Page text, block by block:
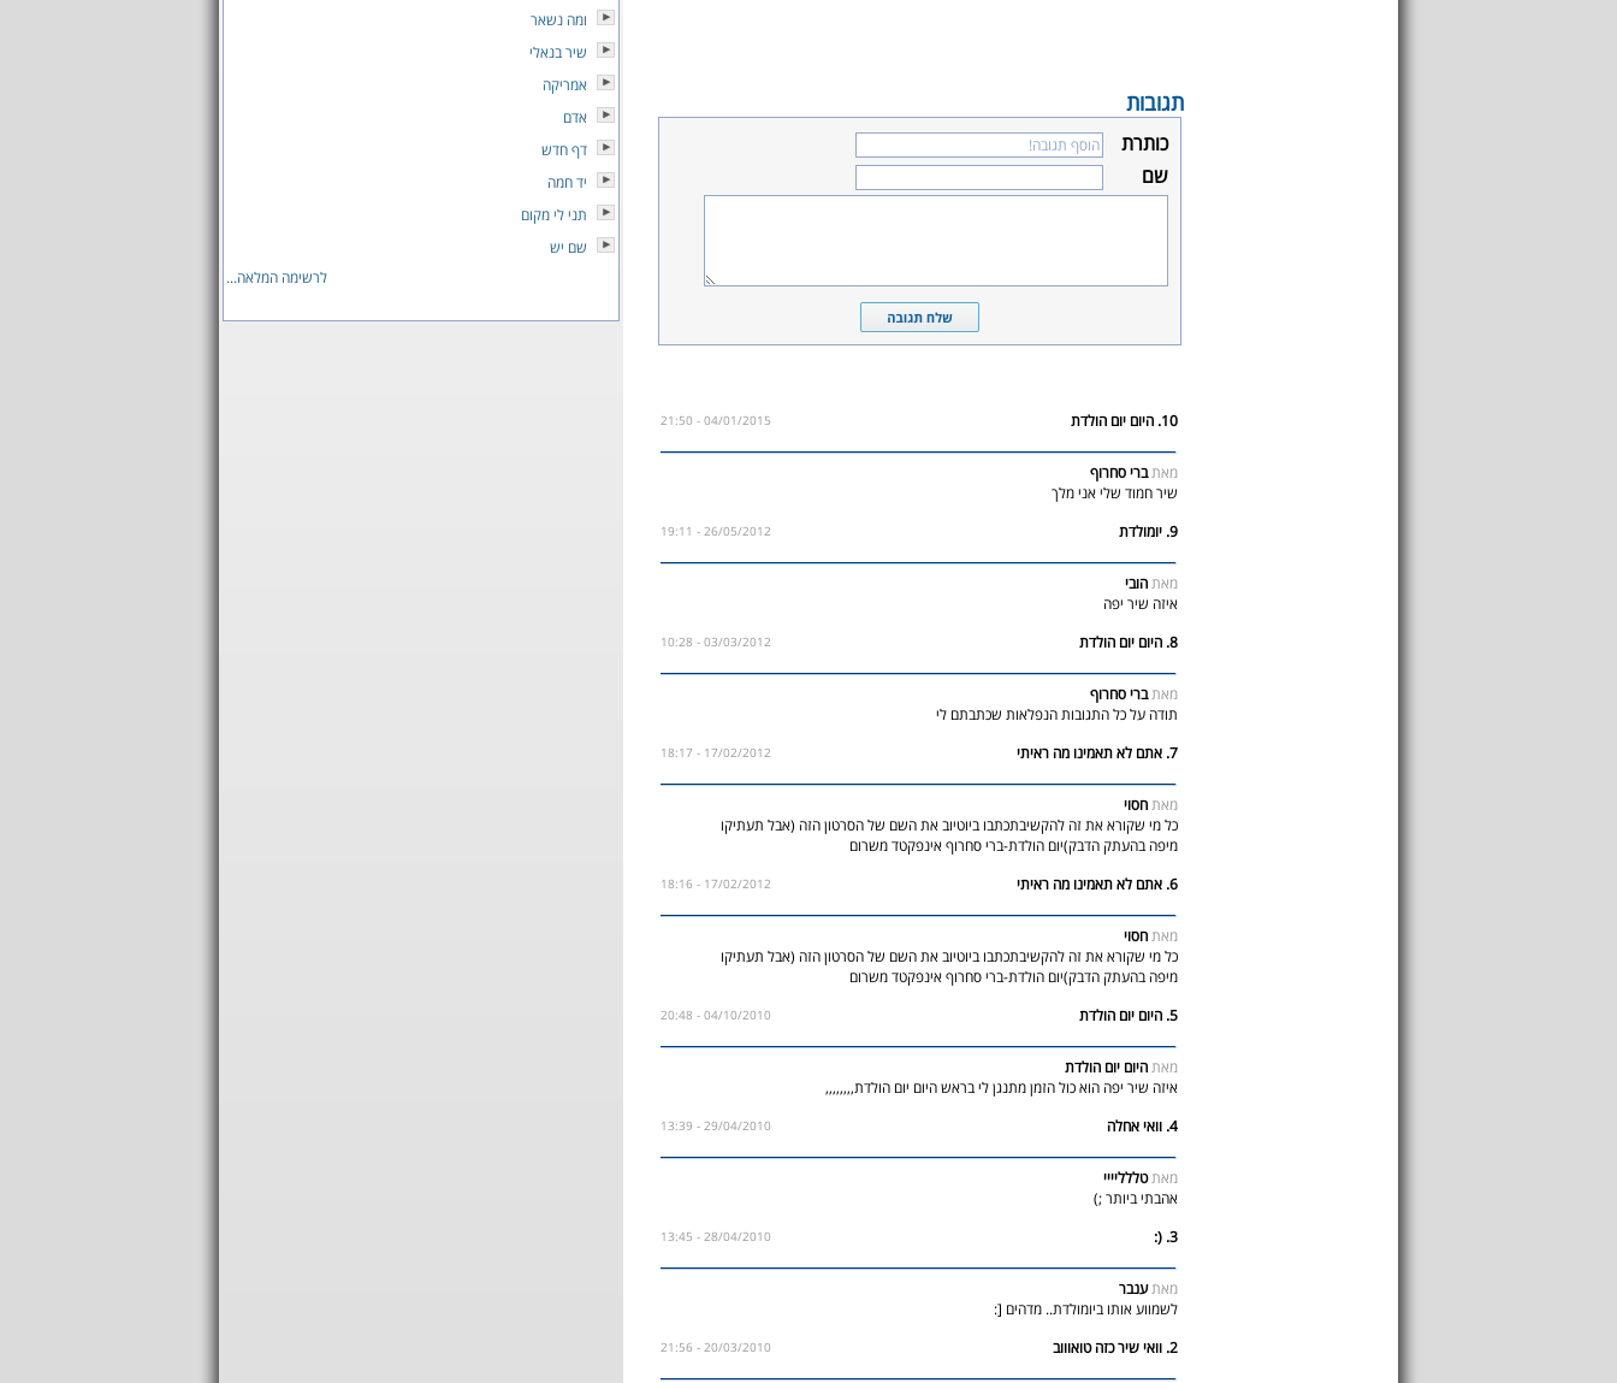
תגובות
כותרת
שם
10. היום יום הולדת 04/01/2015 - 21:50
מאתברי סחרוף
שיר חמוד שלי אני מלך
9. יומולדת
26/05/2012 - 19:11
מאתהובי
איזה שיר יפה
8. היום יום הולדת
03/03/2012 - 10:28
מאתברי סחרוף
תודה על כל התגובות הנפלאות שכתבתם לי
7. אתם לא תאמינו מה ראיתי
17/02/2012 - 18:17
מאתחסוי
כל מי שקורא את זה להקשיבתכתבו ביוטיוב את השם של הסרטון הזה (אבל תעתיקו
מיפה בהעתק הדבק)יום הולדת-ברי סחרוף אינפקטד משרום
6. אתם לא תאמינו מה ראיתי
17/02/2012 - 18:16
מאתחסוי
כל מי שקורא את זה להקשיבתכתבו ביוטיוב את השם של הסרטון הזה (אבל תעתיקו
מיפה בהעתק הדבק)יום הולדת-ברי סחרוף אינפקטד משרום
5. היום יום הולדת
04/10/2010 - 20:48
מאתהיום יום הולדת
איזה שיר יפה הוא כול הזמן מתנגן לי בראש היום יום הולדת,,,,,,,,
4. וואי אחלה
29/04/2010 - 13:39
מאתטללליייי
אהבתי ביותר ;)
3. (:
28/04/2010 - 13:45
מאתענבר
לשמווע אותו ביומולדת.. מדהים [:
2. וואי שיר כזה טואוווב
20/03/2010 - 21:56
ומה נשאר
שיר בנאלי
אמריקה
אדם
דף חדש
יד חמה
תני לי מקום
שם יש
לרשימה המלאה...